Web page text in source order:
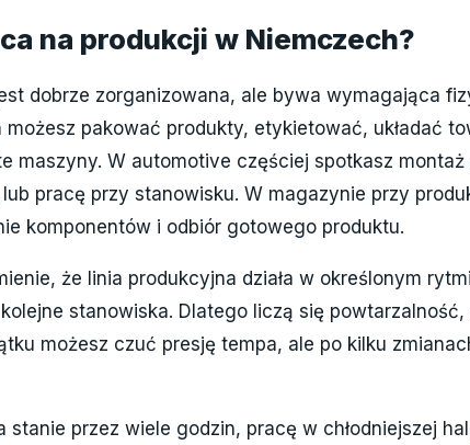
na produkcji w Niemczech?
dobrze zorganizowana, ale bywa wymagająca
możesz pakować produkty, etykietować, układać
maszyny. W automotive częściej spotkasz
pracę przy stanowisku. W magazynie przy
komponentów i odbiór gotowego produktu.
że linia produkcyjna działa w określonym
stanowiska. Dlatego liczą się powtarzalność,
możesz czuć presję tempa, ale po kilku
przez wiele godzin, pracę w chłodniejszej